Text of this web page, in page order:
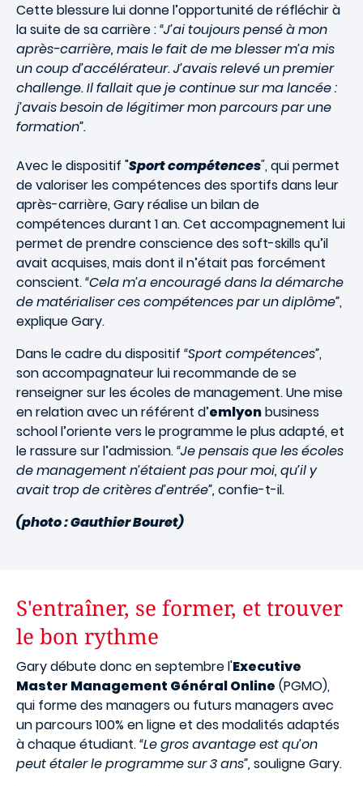
Cette blessure lui donne l’opportunité de réfléchir à
la suite de sa carrière :“J’ai toujours pensé à mon
après-carrière, mais le fait de me blesser m’a mis
un coup d’accélérateur. J’avais relevé un premier
challenge. Il fallait que je continue sur ma lancée :
j’avais besoin de légitimer mon parcours par une
formation”.
Avec le dispositif "Sport compétences", qui permet
de valoriser les compétences des sportifs dans leur
après-carrière, Gary réalise un bilan de
compétences durant 1 an. Cet accompagnement lui
permet de prendre conscience des soft-skills qu’il
avait acquises, mais dont il n’était pas forcément
conscient.“Cela m’a encouragé dans la démarche
de matérialiser ces compétences par un diplôme”,
explique Gary.
Dans le cadre du dispositif “Sport compétences”,
son accompagnateur lui recommande de se
renseigner sur les écoles de management. Une mise
en relation avec un référent d’emlyonbusiness
school l’oriente vers le programme le plus adapté, et
le rassure sur l’admission.“Je pensais que les écoles
de management n’étaient pas pour moi, qu’il y
avait trop de critères d’entrée”, confie-t-il.
(photo : Gauthier Bouret)
S'entraîner, se former, et trouver
le bon rythme
Gary débute donc en septembre l'Executive
Master Management Général Online (PGMO),
qui forme des managers ou futurs managers avec
un parcours 100% en ligne et des modalités adaptés
à chaque étudiant.“Le gros avantage est qu’on
peut étaler le programme sur 3 ans”, souligne Gary.